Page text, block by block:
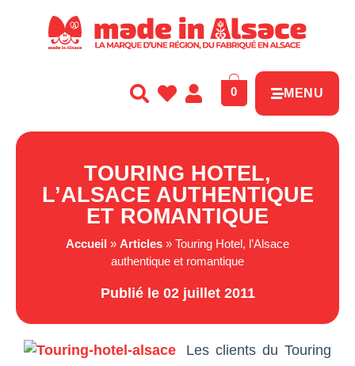
0 MENU
TOURING HOTEL,
L’ALSACE AUTHENTIQUE
ET ROMANTIQUE
Accueil » Articles » Touring Hotel, l’Alsace
authentique et romantique
Publié le 02 juillet 2011
Les clients du Touring